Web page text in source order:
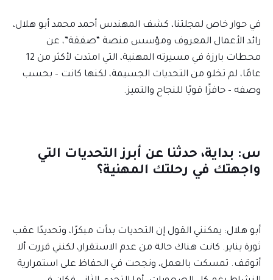
في حوار خاص لمجلتنا، كشف المهندس أحمد محمد أبو هلال،
رائد الأعمال المعروف ومؤسس منصة “صفقة”، عن
محطات بارزة في مسيرته المهنية، التي امتدت لأكثر من 12
عامًا، لم تخلو من التحديات الجسيمة، لكنها كانت – بحسب
وصفه – حافزًا قويًا للنجاح والتميز.
س: بداية، حدثنا عن أبرز التحديات التي
واجهتك في رحلتك المهنية؟
أبو هلال: يمكنني القول إن التحديات بدأت مبكرًا، وتحديدًا عقب
ثورة يناير. كانت هناك حالة من عدم الاستقرار، لكنني قررت ألا
أتوقف. تمسكت بالعمل، ونجحت في الحفاظ على استمرارية